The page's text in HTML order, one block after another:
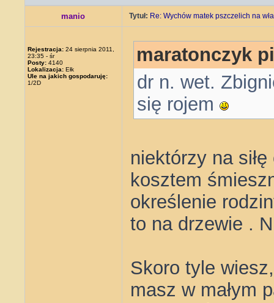
manio Tytuł: Re: Wychów matek pszczelich na
Rejestracja: 24 sierpnia 2011,
23:35 - śr
Posty: 4140
Lokalizacja: Ełk
Ule na jakich gospodaruję:
1/2D
maratonczyk
dr n. wet.
się rojem
niektórzy na
kosztem
określenie
to na drzewie .
Skoro tyle
masz w małym